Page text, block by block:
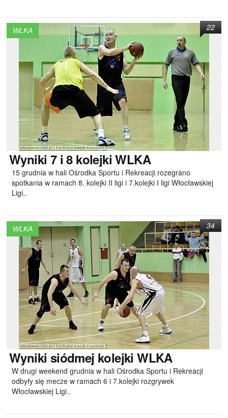
WLKA
Wyniki 7 i 8 kolejki WLKA
15 grudnia w hali Ośrodka Sportu i Rekreacji rozegrano
spotkania w ramach 8. kolejki II ligi i 7.kolejki I ligi Włocławskiej
Ligi..
22
WLKA
Wyniki siódmej kolejki WLKA
W drugi weekend grudnia w hali Ośrodka Sportu i Rekreacji
odbyły się mecze w ramach 6 i 7.kolejki rozgrywek
Włocławskiej Ligi..
34